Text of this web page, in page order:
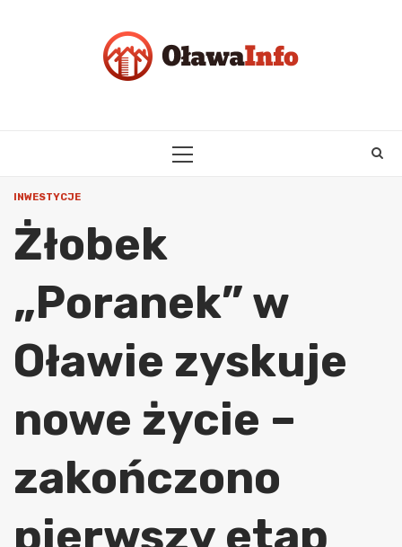
PRIMARY
INWESTYCJE
Żłobek
„Poranek” w
Oławie zyskuje
nowe życie –
zakończono
pierwszy etap